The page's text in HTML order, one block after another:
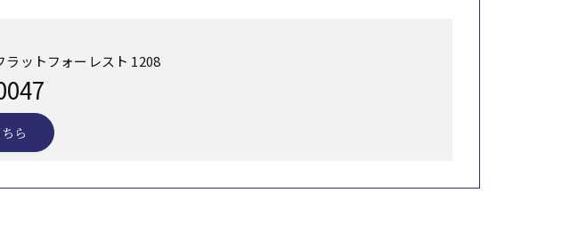
ットフォーレスト 1208
ら